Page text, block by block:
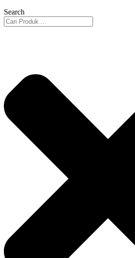
Search